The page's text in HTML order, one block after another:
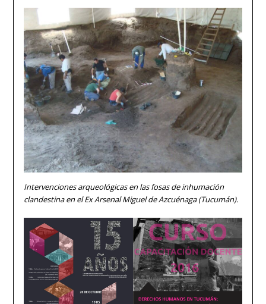
Intervenciones arqueológicas en las fosas de inhumación
clandestina en el Ex Arsenal Miguel de Azcuénaga (Tucumán).